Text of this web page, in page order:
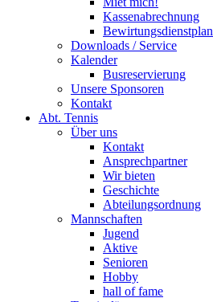
Kassenabrechnung
Bewirtungsdienstplan
Downloads / Service
Kalender
Busreservierung
Unsere Sponsoren
Kontakt
Abt. Tennis
Über uns
Kontakt
Ansprechpartner
Wir bieten
Geschichte
Abteilungsordnung
Mannschaften
Jugend
Aktive
Senioren
Hobby
hall of fame